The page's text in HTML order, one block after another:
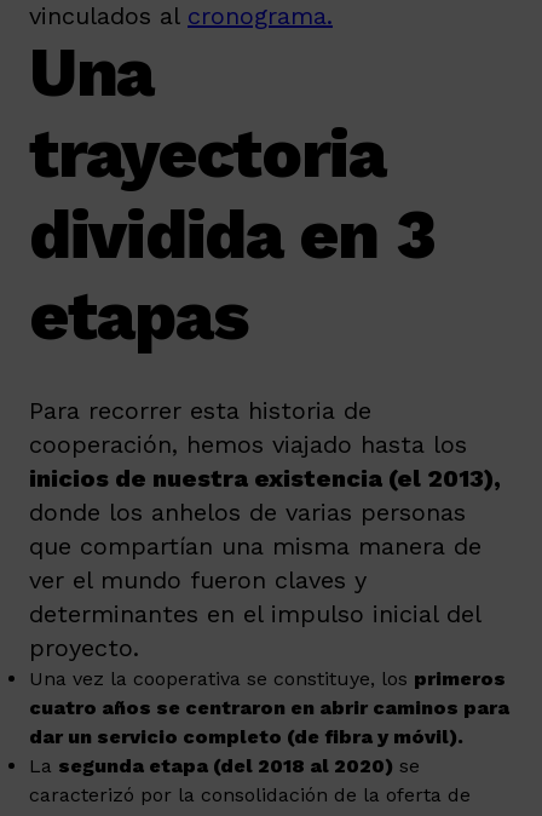
vinculados al cronograma.
Una
trayectoria
dividida en 3
etapas
Para recorrer esta historia de
cooperación, hemos viajado hasta los
inicios de nuestra existencia (el 2013),
donde los anhelos de varias personas
que compartían una misma manera de
ver el mundo fueron claves y
determinantes en el impulso inicial del
proyecto.
Una vez la cooperativa se constituye, los primeros
cuatro años se centraron en abrir caminos para
dar un servicio completo (de fibra y móvil).
La segunda etapa (del 2018 al 2020) se
caracterizó por la consolidación de la oferta de